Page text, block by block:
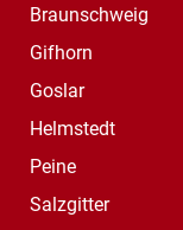
Braunschweig
Gifhorn
Goslar
Helmstedt
Peine
Salzgitter